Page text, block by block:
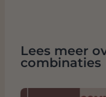
Lees meer
combinaties